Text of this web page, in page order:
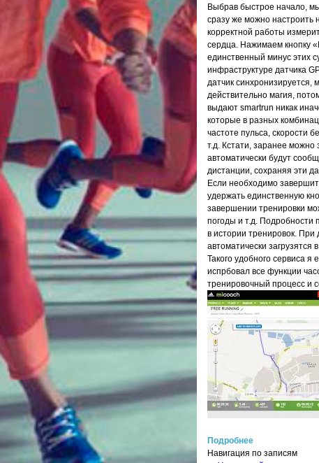
Выбрав быстрое начало,
сразу же можно настроить
корректной работы
сердца. Нажимаем кнопку
единственный минус этих
инфраструктуре датчика
датчик синхронизируется,
действительно магия,
выдают smartrun никак
которые в разных
частоте пульса, скорости
т.д. Кстати, заранее
автоматически будут
дистанции, сохраняя эти
Если необходимо
удержать единственную
завершении тренировки
погоды и т.д. Подробности
в истории тренировок. При
автоматически
Такого удобного сервиса
испрбовал все функции
тренировочный процесс и
Подробнее
Навигация по записям